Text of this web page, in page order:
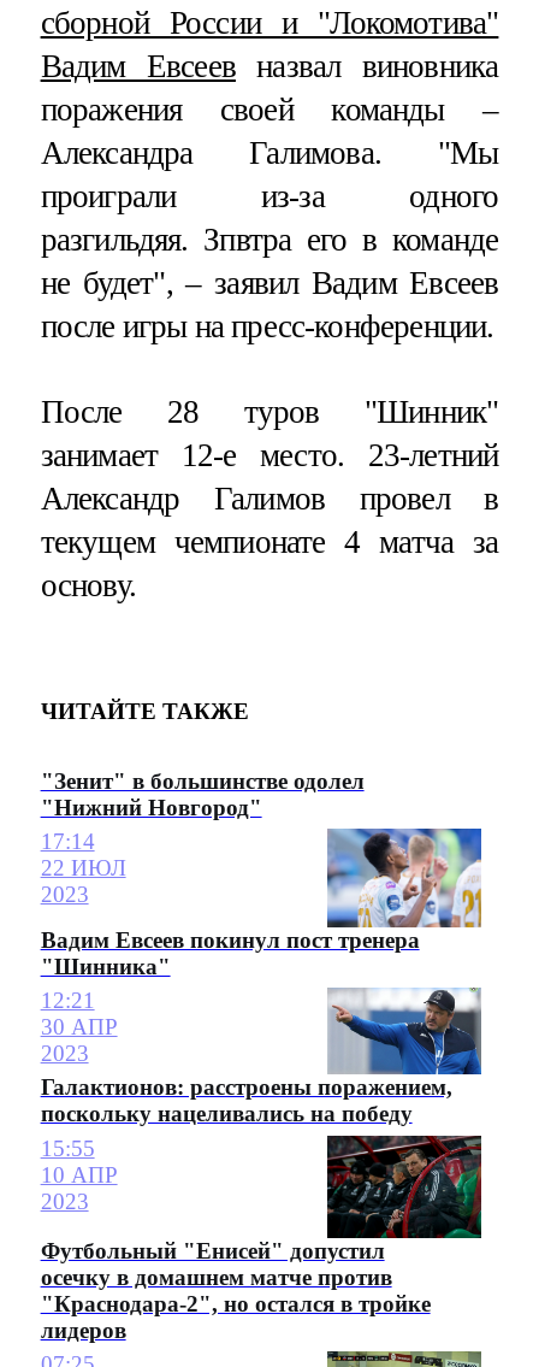
сборной России и "Локомотива"
Вадим Евсеевназвал виновника
поражения своей команды –
Александра Галимова. "Мы
проиграли из-за одного
разгильдяя. Зпвтра его в команде
не будет", – заявил Вадим Евсеев
после игры на пресс-конференции.
После 28 туров "Шинник"
занимает 12-е место. 23-летний
Александр Галимов провел в
текущем чемпионате 4 матча за
основу.
ЧИТАЙТЕ ТАКЖЕ
"Зенит" в большинстве одолел
"Нижний Новгород"
17:14
22 ИЮЛ
2023
Вадим Евсеев покинул пост тренера
"Шинника"
12:21
30 АПР
2023
Галактионов: расстроены поражением,
поскольку нацеливались на победу
15:55
10 АПР
2023
Футбольный "Енисей" допустил
осечку в домашнем матче против
"Краснодара-2", но остался в тройке
лидеров